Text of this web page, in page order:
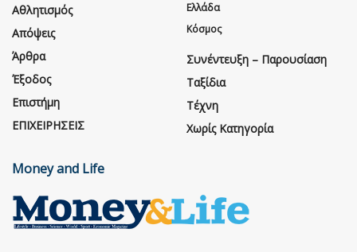
Αθλητισμός
Απόψεις
Άρθρα
Έξοδος
Επιστήμη
ΕΠΙΧΕΙΡΗΣΕΙΣ
Ελλάδα
Κόσμος
Συνέντευξη – Παρουσίαση
Ταξίδια
Τέχνη
Χωρίς Κατηγορία
Money and Life